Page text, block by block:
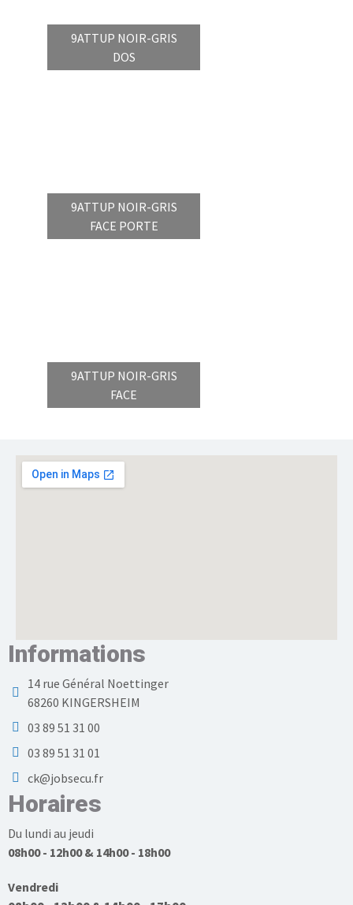
9ATTUP NOIR-GRIS
DOS
9ATTUP NOIR-GRIS
FACE PORTE
9ATTUP NOIR-GRIS
FACE
Informations
14 rue Général Noettinger
68260 KINGERSHEIM
03 89 51 31 00
03 89 51 31 01
ck@jobsecu.fr
Horaires
Du lundi au jeudi
08h00 - 12h00 & 14h00 - 18h00
Vendredi